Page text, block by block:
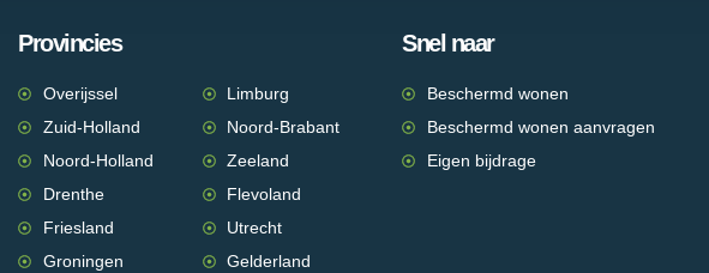
Provincies
Overijssel
Zuid-Holland
Noord-Holland
Drenthe
Friesland
Groningen
Limburg
Noord-Brabant
Zeeland
Flevoland
Utrecht
Gelderland
Snel naar
Beschermd wonen
Beschermd wonen aanvragen
Eigen bijdrage